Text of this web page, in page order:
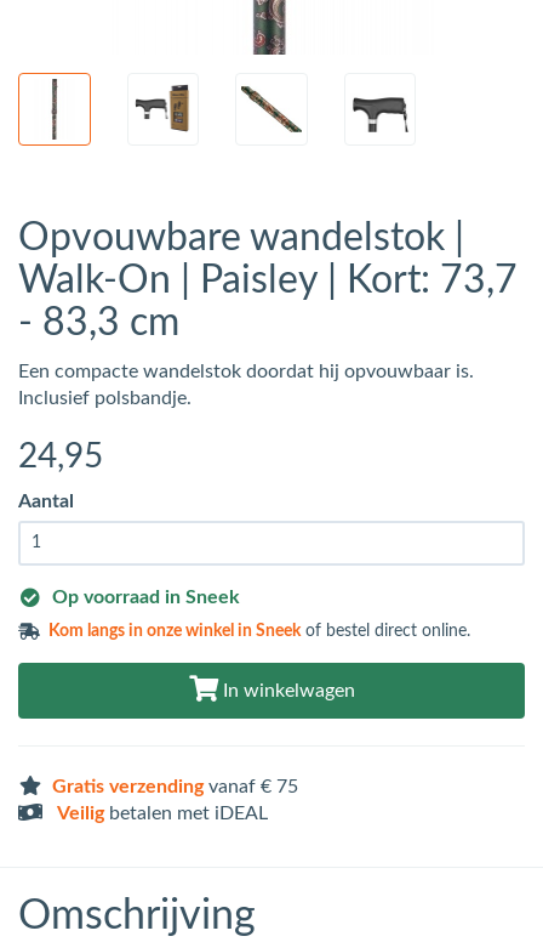
Opvouwbare wandelstok |
Walk-On | Paisley | Kort: 73,7
- 83,3 cm
Een compacte wandelstok doordat hij opvouwbaar is.
Inclusief polsbandje.
24,95
Aantal
Op voorraad in Sneek
Kom langs inonze winkel in Sneek of bestel direct online.
In winkelwagen
Gratis verzendingvanaf € 75
Veiligbetalen met iDEAL
Omschrijving